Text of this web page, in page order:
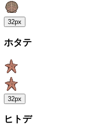
32px
ホタテ
32px
ヒトデ